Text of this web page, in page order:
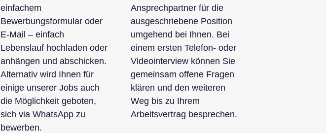
einfachem
Bewerbungsformular oder
E-Mail – einfach
Lebenslauf hochladen oder
anhängen und abschicken.
Alternativ wird Ihnen für
einige unserer Jobs auch
die Möglichkeit geboten,
sich via WhatsApp zu
bewerben.
Ansprechpartner für die
ausgeschriebene Position
umgehend bei Ihnen. Bei
einem ersten Telefon- oder
Videointerview können Sie
gemeinsam offene Fragen
klären und den weiteren
Weg bis zu Ihrem
Arbeitsvertrag besprechen.